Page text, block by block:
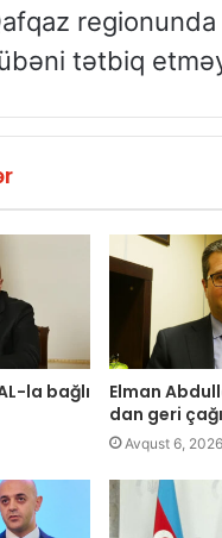
tətbiq
la bağlı
Elman
dan geri
Avqust 6, 2026